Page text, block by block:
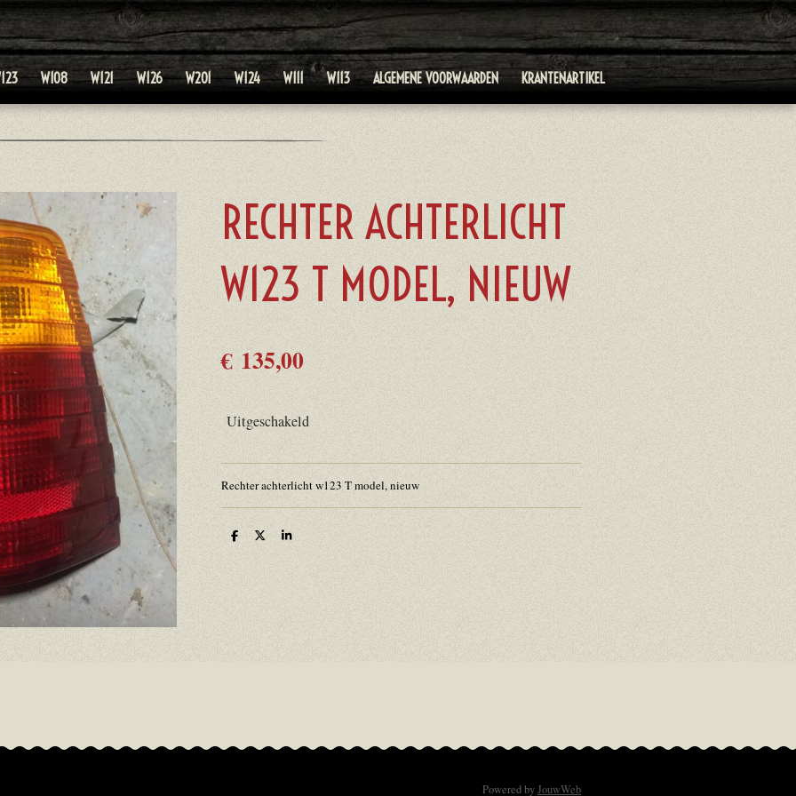
W108 W121 W126 W201 W124 W111 W113 ALGEMENE VOORWAARDEN KRANTENARTIKEL
RECHTER ACHTERLICHT
W123 T MODEL, NIEUW
€ 135,00
Uitgeschakeld
Rechter achterlicht w123 T model, nieuw
D
D
S
Powered byJouwWeb